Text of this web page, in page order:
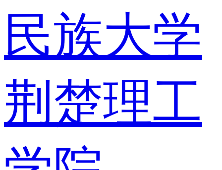
民族大学
荆楚理工